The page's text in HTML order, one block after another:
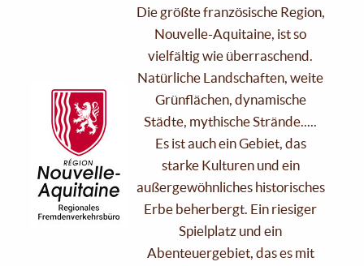
Die größte französische Region,
Nouvelle-Aquitaine, ist so
vielfältig wie überraschend.
Natürliche Landschaften, weite
Grünflächen, dynamische
Städte, mythische Strände.....
Es ist auch ein Gebiet, das
starke Kulturen und ein
außergewöhnliches historisches
Erbe beherbergt. Ein riesiger
Spielplatz und ein
Abenteuergebiet, das es mit